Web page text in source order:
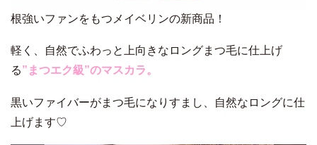
根強いファンをもつメイベリンの新商品！
軽く、自然でふわっと上向きなロングまつ毛に仕上げ
る”まつエク級”のマスカラ。
黒いファイバーがまつ毛になりすまし、自然なロングに仕
上げます♡